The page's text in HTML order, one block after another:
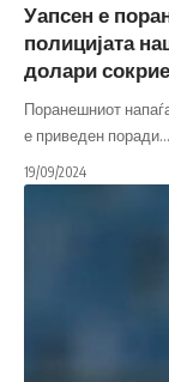
Уапсен е
полицијата
долари
Поранешниот
е приведен поради…
19/09/2024